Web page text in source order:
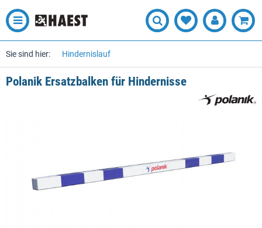
Sie sind hier: Hindernislauf
Polanik Ersatzbalken für Hindernisse